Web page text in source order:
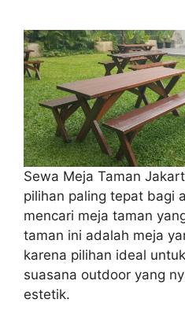
Sewa Meja Taman
pilihan paling tepat bagi
mencari meja taman
taman ini adalah meja
karena pilihan ideal
suasana outdoor yang
estetik.